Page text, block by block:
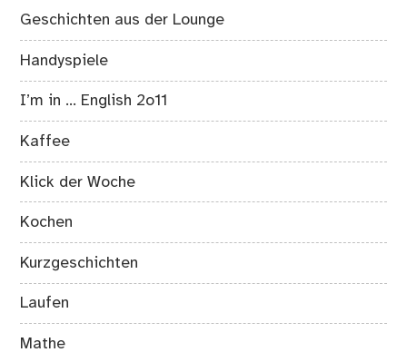
Geschichten aus der Lounge
Handyspiele
I’m in … English 2o11
Kaffee
Klick der Woche
Kochen
Kurzgeschichten
Laufen
Mathe